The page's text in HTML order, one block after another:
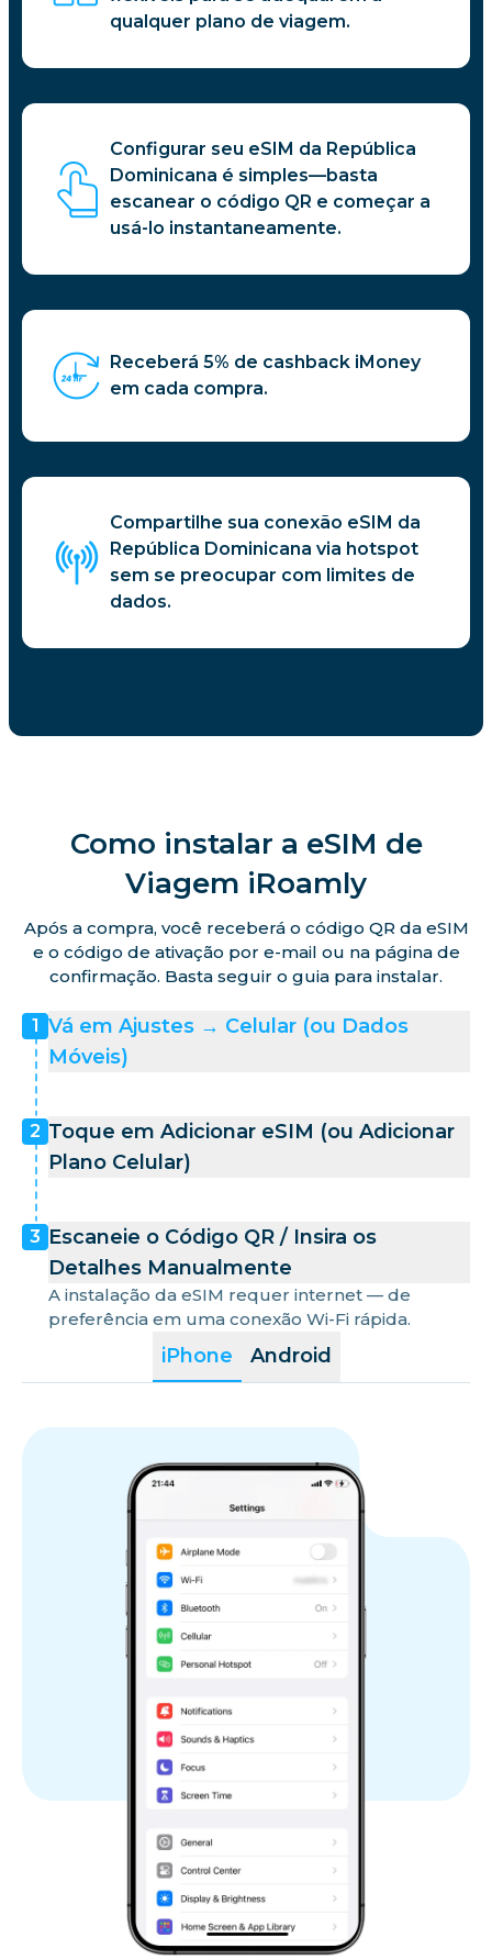
qualquer plano de viagem.
Configurar seu eSIM da República
Dominicana é simples—basta
escanear o código QR e começar a
usá-lo instantaneamente.
Receberá 5% de cashback iMoney
em cada compra.
Compartilhe sua conexão eSIM da
República Dominicana via hotspot
sem se preocupar com limites de
dados.
Como instalar a eSIM de
Viagem iRoamly
Após a compra, você receberá o código QR da eSIM
e o código de ativação por e-mail ou na página de
confirmação. Basta seguir o guia para instalar.
iPhone Android
1 Vá em Ajustes → Celular (ou Dados
Móveis)
2 Toque em Adicionar eSIM (ou Adicionar
Plano Celular)
3 Escaneie o Código QR / Insira os
Detalhes Manualmente
A instalação da eSIM requer internet — de
preferência em uma conexão Wi-Fi rápida.